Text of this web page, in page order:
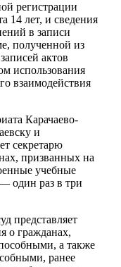
регистрации
14 лет, и сведения
в записи
полученной из
актов
использования
взаимодействия
Карачаево-
и
секретарю
призванных на
учебные
один раз в три
представляет
о гражданах,
а также
ранее